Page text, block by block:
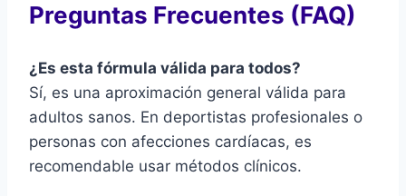
Preguntas Frecuentes (FAQ)
¿Es esta fórmula válida para todos?
Sí, es una aproximación general válida para
adultos sanos. En deportistas profesionales o
personas con afecciones cardíacas, es
recomendable usar métodos clínicos.